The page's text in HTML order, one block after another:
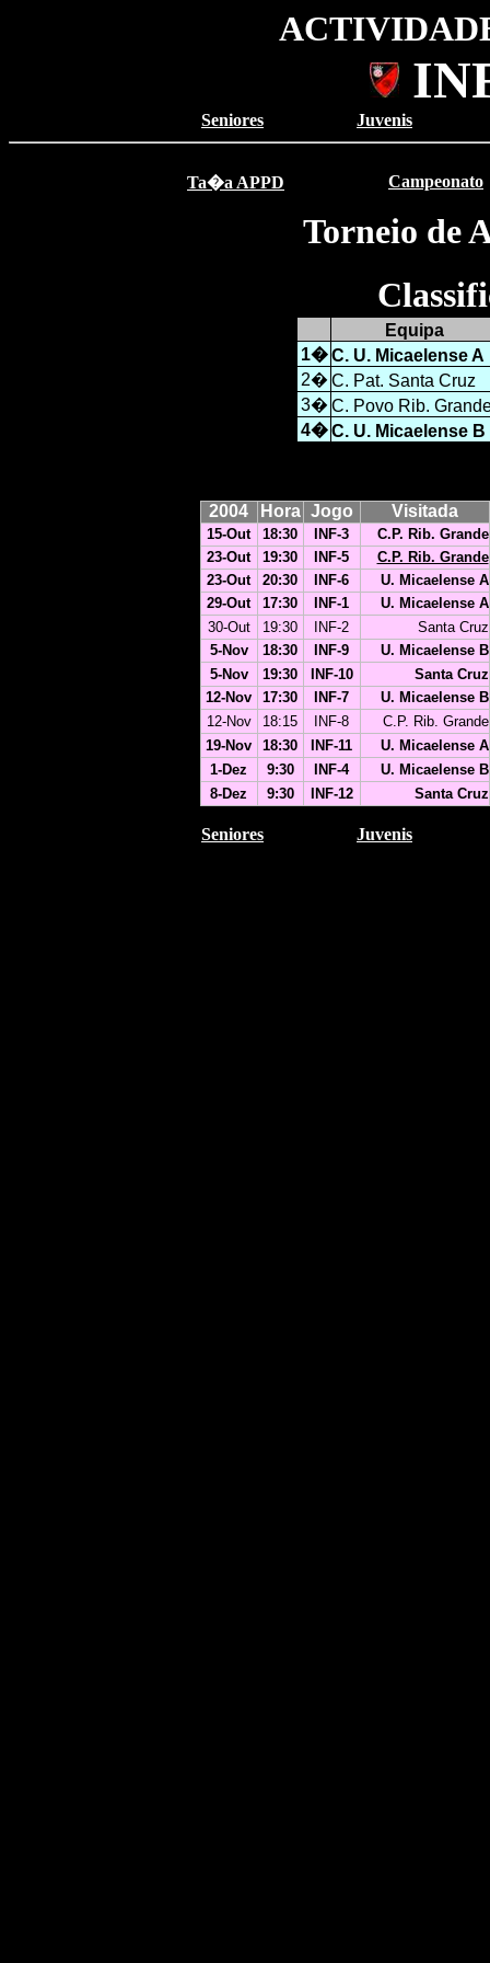
Seniores Juvenis
Ta�a APPD Campeonato
Torneio de
Equipa
1� C. U. Micaelense A
2� C. Pat. Santa Cruz
3� C. Povo Rib.
4� C. U. Micaelense B
2004 Hora Jogo Visitada
15-Out 18:30 INF-3
C.P. Rib. Grande
23-Out
19:30 INF-5
C.P. Rib. Grande
23-Out
20:30 INF-6 U. Micaelense A
29-Out
17:30 INF-1
U. Micaelense A
30-Out
19:30 INF-2
Santa Cruz
5-Nov
18:30 INF-9
U. Micaelense B
5-Nov
19:30 INF-10
Santa Cruz
12-Nov
17:30 INF-7
U. Micaelense B
12-Nov
18:15 INF-8
C.P. Rib. Grande
19-Nov
18:30 INF-11
U. Micaelense A
1-Dez
9:30 INF-4 U. Micaelense B
8-Dez
9:30 INF-12 Santa Cruz
Seniores Juvenis